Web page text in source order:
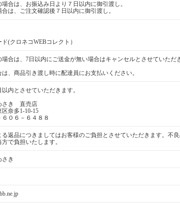
合は、お振込み日より７日以内に御引渡し。
は、ご注文確認後７日以内に御引渡し。
(クロネコWEBコレクト）
合は、7日以内にご送金が無い場合はキャンセルとさせていただ
、商品引き渡し時に配達員にお支払いください。
内とさせていただきます。
さき 直売店
奈多1-10-15
６０６－６４８８
る返品につきましてはお客様のご負担とさせていただきます。不
で負担いたします。
き